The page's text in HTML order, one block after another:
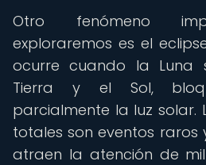
Otro fenómeno
exploraremos es el
ocurre cuando la Luna
Tierra y el Sol,
parcialmente la luz solar.
totales son eventos raros
atraen la atención de